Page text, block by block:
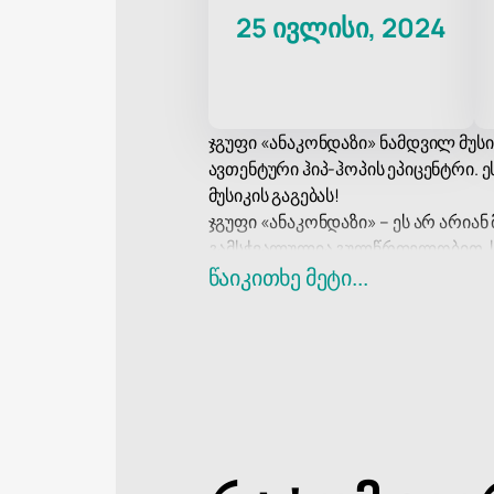
25 ივლისი, 2024
ჯგუფი «ანაკონდაზი» ნამდვილ
ავთენტური ჰიპ-ჰოპის
მუსიკის გაგებას!
ჯგუფი «ანაკონდაზი» – ეს არ
გამსჭვალულია გულწრფელობით,
გლობალურ საკითხებზე. მათი
წაიკითხე მეტი...